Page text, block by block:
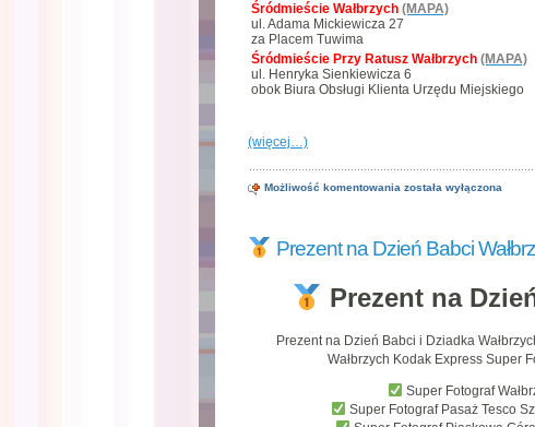
Śródmieście Wałbrzych (MAPA)
ul. Adama Mickiewicza 27
za Placem Tuwima
Śródmieście Przy Ratusz Wałbrzych (MAPA)
ul. Henryka Sienkiewicza 6
obok Biura Obsługi Klienta Urzędu Miejskiego
(więcej…)
Możliwość komentowania Foto
w
Wałbrzychu
została wyłączona
Prezent na Dzień Babci
Prezent na
Prezent na Dzień Babci i Dziadka
Wałbrzych Kodak Express Super
Super Fotograf
Super Fotograf Pasaż Tesco